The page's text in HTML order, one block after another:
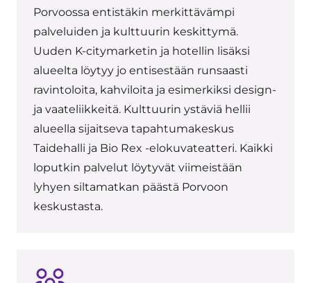
Porvoossa entistäkin merkittävämpi
palveluiden ja kulttuurin keskittymä.
Uuden K-citymarketin ja hotellin lisäksi
alueelta löytyy jo entisestään runsaasti
ravintoloita, kahviloita ja esimerkiksi design-
ja vaateliikkeitä. Kulttuurin ystäviä hellii
alueella sijaitseva tapahtumakeskus
Taidehalli ja Bio Rex -elokuvateatteri. Kaikki
loputkin palvelut löytyvät viimeistään
lyhyen siltamatkan päästä Porvoon
keskustasta.